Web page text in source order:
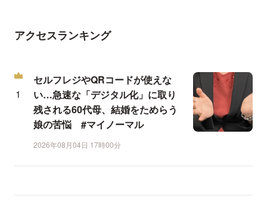
アクセスランキング
セルフレジやQRコードが使えな
い…急速な「デジタル化」に取り
残される60代母、結婚をためらう
娘の苦悩 #マイノーマル
2026年08月04日 17時00分